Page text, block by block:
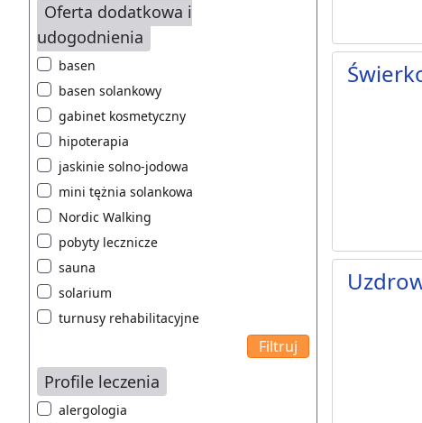
Oferta dodatkowa i
udogodnienia
basen
basen solankowy
gabinet kosmetyczny
hipoterapia
jaskinie solno-jodowa
mini tężnia solankowa
Nordic Walking
pobyty lecznicze
sauna
solarium
turnusy rehabilitacyjne
Profile leczenia
alergologia